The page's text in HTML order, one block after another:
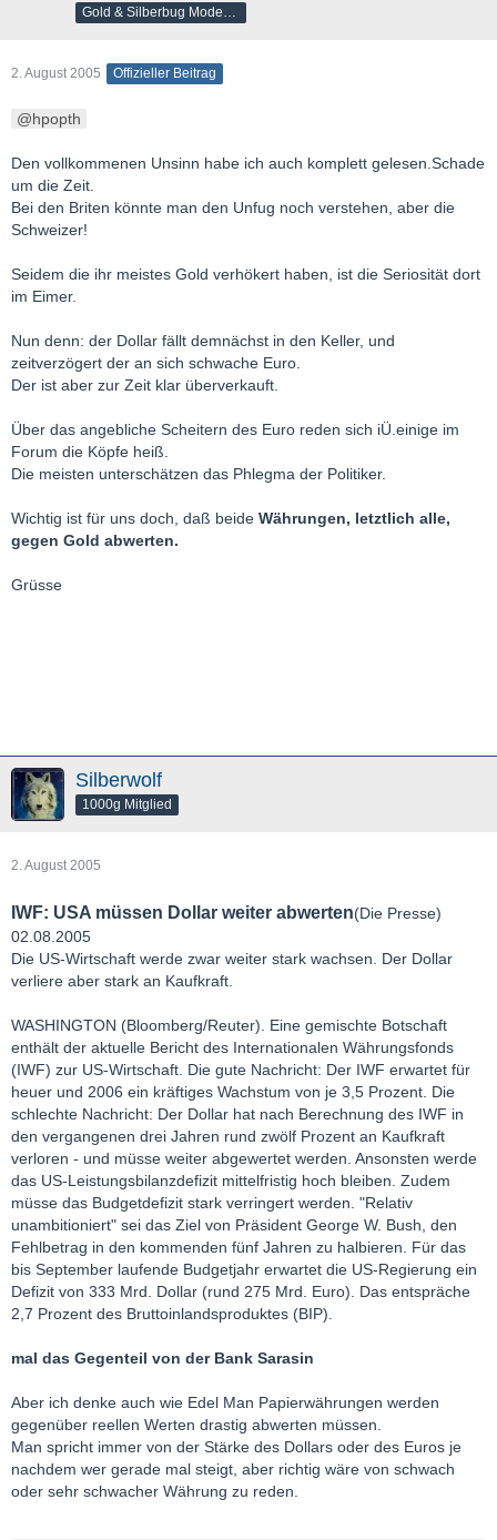
Gold & Silberbug Moderator
2. August 2005 Offizieller Beitrag
hpopth
Den vollkommenen Unsinn habe ich auch komplett gelesen.Schade
um die Zeit.
Bei den Briten könnte man den Unfug noch verstehen, aber die
Schweizer!
Seidem die ihr meistes Gold verhökert haben, ist die Seriosität dort
im Eimer.
Nun denn: der Dollar fällt demnächst in den Keller, und
zeitverzögert der an sich schwache Euro.
Der ist aber zur Zeit klar überverkauft.
Über das angebliche Scheitern des Euro reden sich iÜ.einige im
Forum die Köpfe heiß.
Die meisten unterschätzen das Phlegma der Politiker.
Wichtig ist für uns doch, daß beide Währungen, letztlich alle,
gegen Gold abwerten.
Grüsse
Silberwolf
1000g Mitglied
2. August 2005
IWF: USA müssen Dollar weiter abwerten(Die Presse)
02.08.2005
Die US-Wirtschaft werde zwar weiter stark wachsen. Der Dollar
verliere aber stark an Kaufkraft.
WASHINGTON (Bloomberg/Reuter). Eine gemischte Botschaft
enthält der aktuelle Bericht des Internationalen Währungsfonds
(IWF) zur US-Wirtschaft. Die gute Nachricht: Der IWF erwartet für
heuer und 2006 ein kräftiges Wachstum von je 3,5 Prozent. Die
schlechte Nachricht: Der Dollar hat nach Berechnung des IWF in
den vergangenen drei Jahren rund zwölf Prozent an Kaufkraft
verloren - und müsse weiter abgewertet werden. Ansonsten werde
das US-Leistungsbilanzdefizit mittelfristig hoch bleiben. Zudem
müsse das Budgetdefizit stark verringert werden. "Relativ
unambitioniert" sei das Ziel von Präsident George W. Bush, den
Fehlbetrag in den kommenden fünf Jahren zu halbieren. Für das
bis September laufende Budgetjahr erwartet die US-Regierung ein
Defizit von 333 Mrd. Dollar (rund 275 Mrd. Euro). Das entspräche
2,7 Prozent des Bruttoinlandsproduktes (BIP).
mal das Gegenteil von der Bank Sarasin
Aber ich denke auch wie Edel Man Papierwährungen werden
gegenüber reellen Werten drastig abwerten müssen.
Man spricht immer von der Stärke des Dollars oder des Euros je
nachdem wer gerade mal steigt, aber richtig wäre von schwach
oder sehr schwacher Währung zu reden.